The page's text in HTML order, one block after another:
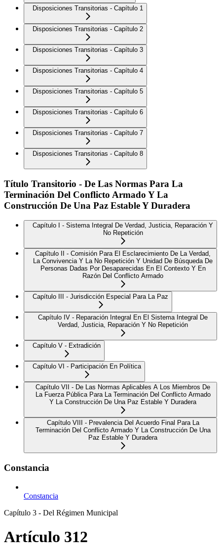
Disposiciones Transitorias - Capítulo 1
Disposiciones Transitorias - Capítulo 2
Disposiciones Transitorias - Capítulo 3
Disposiciones Transitorias - Capítulo 4
Disposiciones Transitorias - Capítulo 5
Disposiciones Transitorias - Capítulo 6
Disposiciones Transitorias - Capítulo 7
Disposiciones Transitorias - Capítulo 8
Título Transitorio - De Las Normas Para La
Terminación Del Conflicto Armado Y La
Construcción De Una Paz Estable Y Duradera
Capítulo I - Sistema Integral De Verdad, Justicia, Reparación Y
No Repetición
Capítulo II - Comisión Para El Esclarecimiento De La Verdad,
La Convivencia Y La No Repetición Y Unidad De Búsqueda De
Personas Dadas Por Desaparecidas En El Contexto Y En
Razón Del Conflicto Armado
Capítulo III - Jurisdicción Especial Para La Paz
Capítulo IV - Reparación Integral En El Sistema Integral De
Verdad, Justicia, Reparación Y No Repetición
Capítulo V - Extradición
Capítulo VI - Participación En Política
Capítulo VII - De Las Normas Aplicables A Los Miembros De
La Fuerza Pública Para La Terminación Del Conflicto Armado
Y La Construcción De Una Paz Estable Y Duradera
Capítulo VIII - Prevalencia Del Acuerdo Final Para La
Terminación Del Conflicto Armado Y La Construcción De Una
Paz Estable Y Duradera
Constancia
Constancia
Capítulo 3 - Del Régimen Municipal
Artículo 312